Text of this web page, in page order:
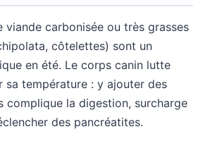
viande carbonisée ou très grasses
côtelettes) sont un
en été. Le corps canin lutte
sa température : y ajouter des
complique la digestion, surcharge
des pancréatites.